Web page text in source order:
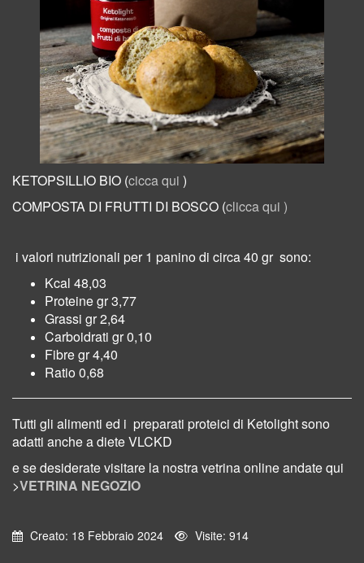
KETOPSILLIO BIO (cicca qui )
COMPOSTA DI FRUTTI DI BOSCO (clicca qui )
i valori nutrizionali per 1 panino di circa 40 gr sono:
Kcal 48,03
Proteine gr 3,77
Grassi gr 2,64
Carboidrati gr 0,10
Fibre gr 4,40
Ratio 0,68
Tutti gli alimenti ed i preparati proteici di Ketolight sono
adatti anche a diete VLCKD
e se desiderate visitare la nostra vetrina onlineandate qui
>VETRINA NEGOZIO
Creato: 18 Febbraio 2024 Visite: 914